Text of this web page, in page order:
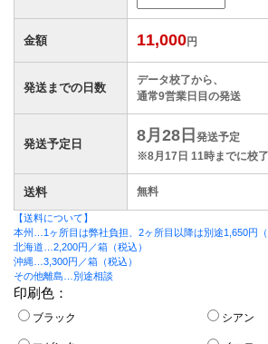
金額 11,000円
発送までの日数
データ校了から、
通常9営業日目の発送
発送予定日 8月28日 発送予定
※8月17日 11時までに校
送料 無料
【送料について】
本州…1ヶ所目は弊社負担、2ヶ所目以降は別途1,650円（
北海道…2,200円／箱（税込）
沖縄…3,300円／箱（税込）
その他離島…別途相談
印刷色：
ブラック シアン